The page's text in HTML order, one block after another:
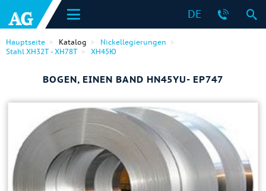
DE
Hauptseite Katalog
Nickellegierungen
Stahl ХН32Т - ХН78Т
ХН45Ю
BOGEN, EINEN BAND HN45YU- EP747